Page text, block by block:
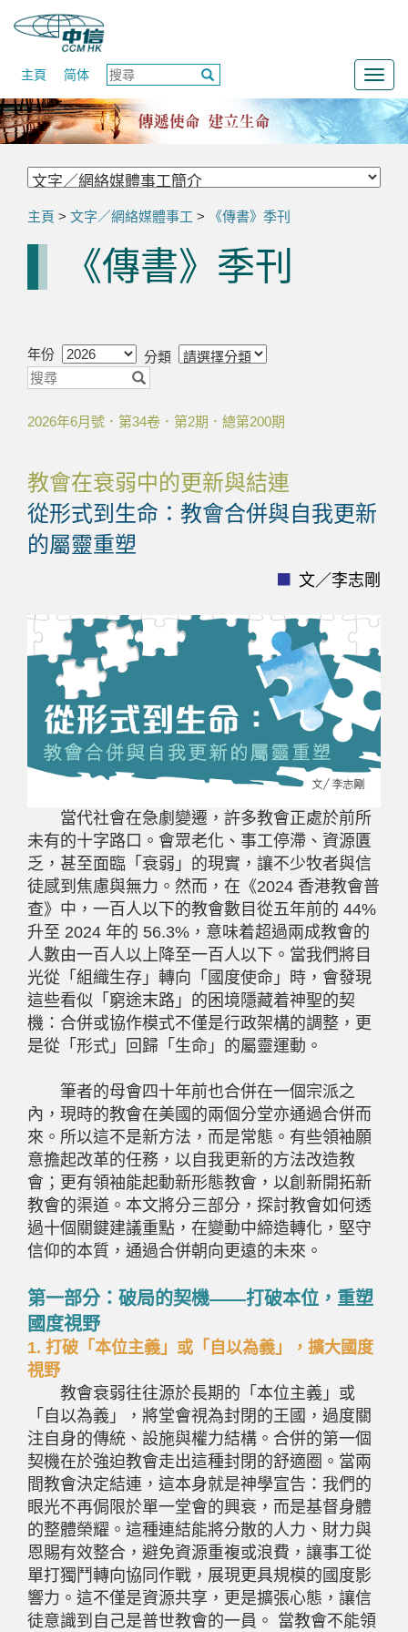
主頁 简体
主頁 > 文字／網絡媒體事工 > 《傳書》季刊
《傳書》季刊
年份 分類
2026年6月號．第34卷．第2期．總第200期
教會在衰弱中的更新與結連
從形式到生命：教會合併與自我更新
的屬靈重塑
文／李志剛
當代社會在急劇變遷，許多教會正處於前所
未有的十字路口。會眾老化、事工停滯、資源匱
乏，甚至面臨「衰弱」的現實，讓不少牧者與信
徒感到焦慮與無力。然而，在《2024 香港教會普
查》中，一百人以下的教會數目從五年前的 44%
升至 2024 年的 56.3% ，意味着超過兩成教會的
人數由一百人以上降至一百人以下。當我們將目
光從「組織生存」轉向「國度使命」時，會發現
這些看似「窮途末路」的困境隱藏着神聖的契
機：合併或協作模式不僅是行政架構的調整，更
是從「形式」回歸「生命」的屬靈運動。
筆者的母會四十年前也合併在一個宗派之
內，現時的教會在美國的兩個分堂亦通過合併而
來。所以這不是新方法，而是常態。有些領袖願
意擔起改革的任務，以自我更新的方法改造教
會；更有領袖能起動新形態教會，以創新開拓新
教會的渠道。本文將分三部分，探討教會如何透
過十個關鍵建議重點，在變動中締造轉化，堅守
信仰的本質，通過合併朝向更遠的未來。
第一部分：破局的契機——打破本位，重塑
國度視野
1. 打破「本位主義」或「自以為義」，擴大國度
視野
教會衰弱往往源於長期的「本位主義」或
「自以為義」，將堂會視為封閉的王國，過度關
注自身的傳統、設施與權力結構。合併的第一個
契機在於強迫教會走出這種封閉的舒適圈。當兩
間教會決定結連，這本身就是神學宣告：我們的
眼光不再侷限於單一堂會的興衰，而是基督身體
的整體榮耀。這種連結能將分散的人力、財力與
恩賜有效整合，避免資源重複或浪費，讓事工從
單打獨鬥轉向協同作戰，展現更具規模的國度影
響力。這不僅是資源共享，更是擴張心態，讓信
徒意識到自己是普世教會的一員。 當教會不能領